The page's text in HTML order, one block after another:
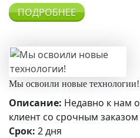
ПОДРОБНЕЕ
Мы освоили новые технологии!
Описание: Недавно к нам
клиент со срочным
Срок: 2 дня